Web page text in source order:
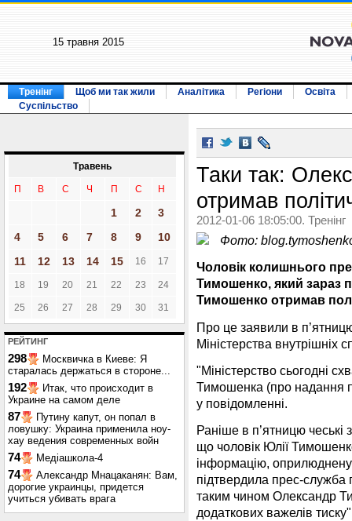
15 травня 2015
Тренінг Щоб ми так жили Аналітика Регіони
Освіта
Суспільство
Травень
П В С Ч П С Н
1 2
3
4
5 6 7 8 9
10
11
12 13 14 15 16 17
18 19 20 21 22 23 24
25 26 27 28 29 30 31
РЕЙТИНГ
298
Москвичка в Киеве: Я
старалась держаться в стороне...
192
Итак, что происходит в
Украине на самом деле
87
Путину капут, он попал в
ловушку: Украина применила ноу-
хау ведения современных войн
74 Медіашкола-4
74
Александр Мнацаканян: Вам,
дорогие украинцы, придется
учиться убивать врага
Таки так:
отримав
2012-01-06 18:05:00. Тренінг
Фото:
Чоловік колишнього
Тимошенко, який зараз
Тимошенко отримав
Про це заявили в
Міністерства внутрішніх
"Міністерство сьогодні
Тимошенка (про надання
у повідомленні.
Раніше в п’ятницю
що чоловік Юлії
інформацію,
підтвердила прес-служба
таким чином Олександр
додаткових важелів